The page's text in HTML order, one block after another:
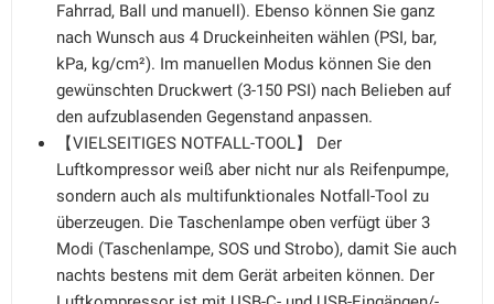
Fahrrad, Ball und manuell). Ebenso können Sie ganz
nach Wunsch aus 4 Druckeinheiten wählen (PSI, bar,
kPa, kg/cm²). Im manuellen Modus können Sie den
gewünschten Druckwert (3-150 PSI) nach Belieben auf
den aufzublasenden Gegenstand anpassen.
【VIELSEITIGES NOTFALL-TOOL】 Der
Luftkompressor weiß aber nicht nur als Reifenpumpe,
sondern auch als multifunktionales Notfall-Tool zu
überzeugen. Die Taschenlampe oben verfügt über 3
Modi (Taschenlampe, SOS und Strobo), damit Sie auch
nachts bestens mit dem Gerät arbeiten können. Der